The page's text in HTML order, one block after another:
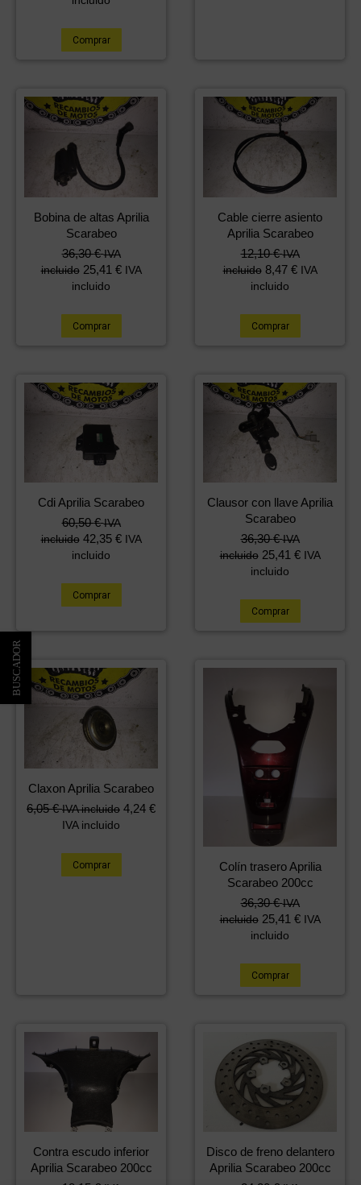
Comprar
Bobina de altas Aprilia
Scarabeo
36,30€ IVA
incluido 25,41 € IVA
incluido
Comprar
Cable cierre asiento
Aprilia Scarabeo
12,10€ IVA
incluido 8,47 € IVA
incluido
Comprar
Cdi Aprilia Scarabeo
60,50€ IVA
incluido 42,35 € IVA
incluido
Comprar
Clausor con llave Aprilia
Scarabeo
36,30€ IVA
incluido 25,41 € IVA
incluido
Comprar
Claxon Aprilia Scarabeo
6,05€ IVA incluido 4,24 €
IVA incluido
Comprar
Colín trasero Aprilia
Scarabeo 200cc
36,30€ IVA
incluido 25,41 € IVA
incluido
Comprar
Contra escudo inferior
Aprilia Scarabeo 200cc
Disco de freno delantero
Aprilia Scarabeo 200cc